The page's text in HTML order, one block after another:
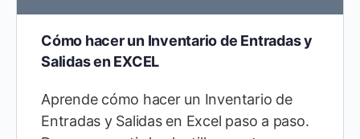
Cómo hacer un Inventario de Entradas y
Salidas en EXCEL
Aprende cómo hacer un Inventario de
Entradas y Salidas en Excel paso a paso.